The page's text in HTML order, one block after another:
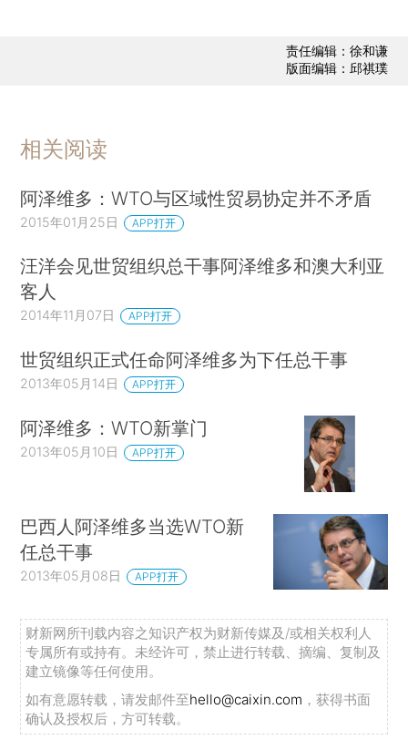
责任编辑：徐和谦
版面编辑：邱祺璞
相关阅读
阿泽维多：WTO与区域性贸易协定并不矛盾
2015年01月25日 APP打开
汪洋会见世贸组织总干事阿泽维多和澳大利亚
客人
2014年11月07日 APP打开
世贸组织正式任命阿泽维多为下任总干事
2013年05月14日 APP打开
阿泽维多：WTO新掌门
2013年05月10日 APP打开
巴西人阿泽维多当选WTO新
任总干事
2013年05月08日 APP打开
财新网所刊载内容之知识产权为财新传媒及/或相关权利人
专属所有或持有。未经许可，禁止进行转载、摘编、复制及
建立镜像等任何使用。
如有意愿转载，请发邮件至hello@caixin.com ，获得书面
确认及授权后，方可转载。